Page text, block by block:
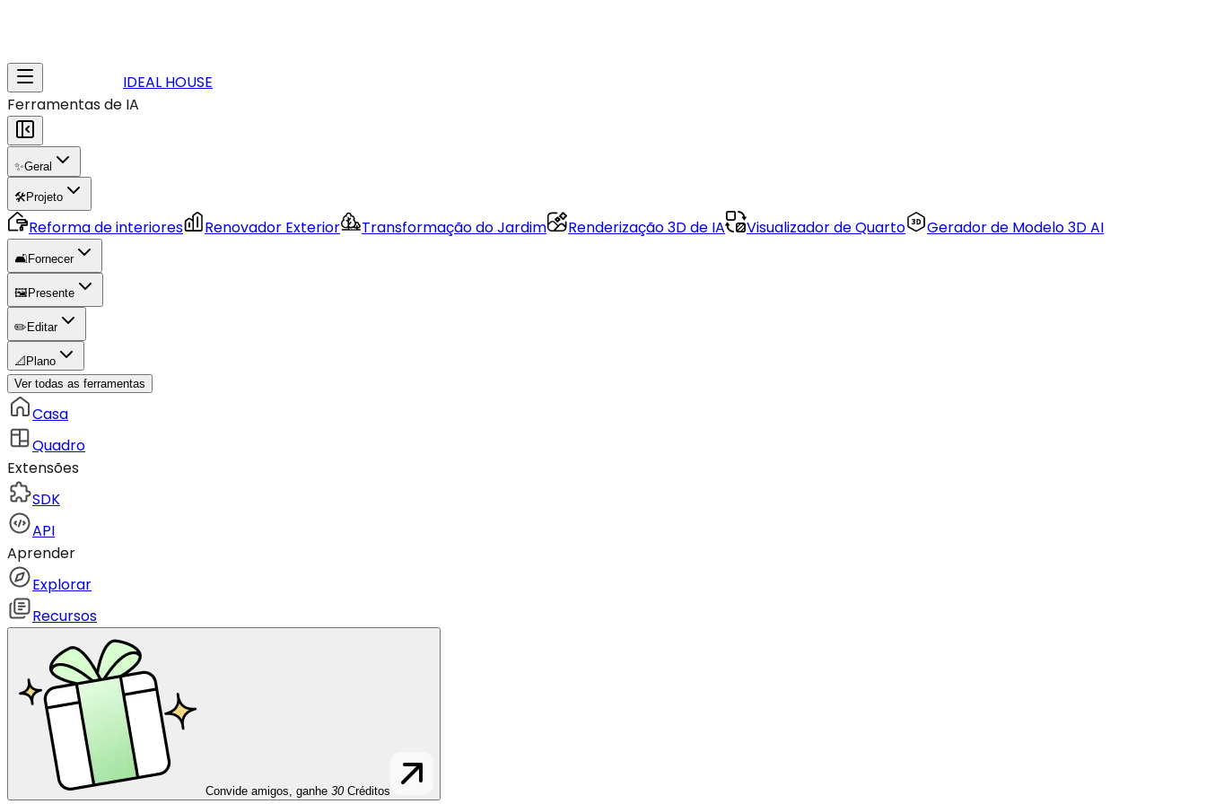
IDEAL HOUSE
Ferramentas de IA
✨Geral
🛠️Projeto
Reforma de interiores Renovador Exterior Transformação do Jardim Renderização 3D de IA Visualizador de Quarto Gerador de Modelo 3D AI
🛋️Fornecer
🖼️ Presente
✏️ Editar
📐 Plano
Ver todas as ferramentas
Casa
Quadro
Extensões
SDK
API
Aprender
Explorar
Recursos
Convide amigos, ganhe 30 Créditos